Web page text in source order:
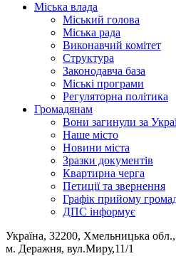
Міська влада
Міський голова
Міська рада
Виконавчий комітет
Структура
Законодавча база
Міські програми
Регуляторна політика
Громадянам
Вони загинули за
Наше місто
Новини міста
Зразки документів
Квартирна черга
Петиції та звернення
Графік прийому
ДПС інформує
Україна, 32200, Хмельницька обл.,
м. Деражня, вул.Миру,11/1